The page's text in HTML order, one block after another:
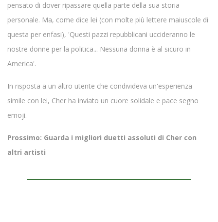
pensato di dover ripassare quella parte della sua storia
personale. Ma, come dice lei (con molte più lettere maiuscole di
questa per enfasi), 'Questi pazzi repubblicani uccideranno le
nostre donne per la politica... Nessuna donna è al sicuro in
America'.
In risposta a un altro utente che condivideva un'esperienza
simile con lei, Cher ha inviato un cuore solidale e pace segno
emoji.
Prossimo: Guarda i migliori duetti assoluti di Cher con
altri artisti